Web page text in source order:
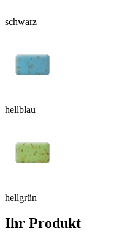
schwarz
hellblau
hellgrün
Ihr Produkt